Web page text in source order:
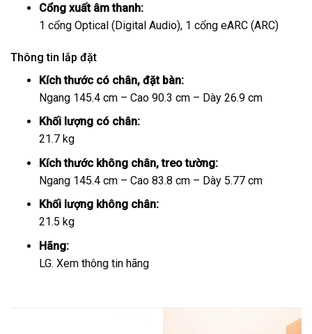
Cổng xuất âm thanh:
1 cổng Optical (Digital Audio), 1 cổng eARC (ARC)
Thông tin lắp đặt
Kích thước có chân, đặt bàn:
Ngang 145.4 cm – Cao 90.3 cm – Dày 26.9 cm
Khối lượng có chân:
21.7 kg
Kích thước không chân, treo tường:
Ngang 145.4 cm – Cao 83.8 cm – Dày 5.77 cm
Khối lượng không chân:
21.5 kg
Hãng:
LG. Xem thông tin hãng